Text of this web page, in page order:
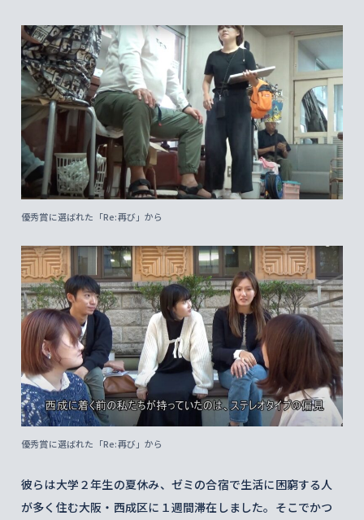
優秀賞に選ばれた「Re:再び」から
優秀賞に選ばれた「Re:再び」から
彼らは大学２年生の夏休み、ゼミの合宿で生活に困窮する人
が多く住む大阪・西成区に１週間滞在しました。そこでかつ